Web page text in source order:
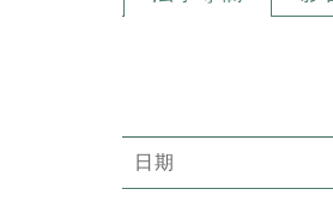
日期